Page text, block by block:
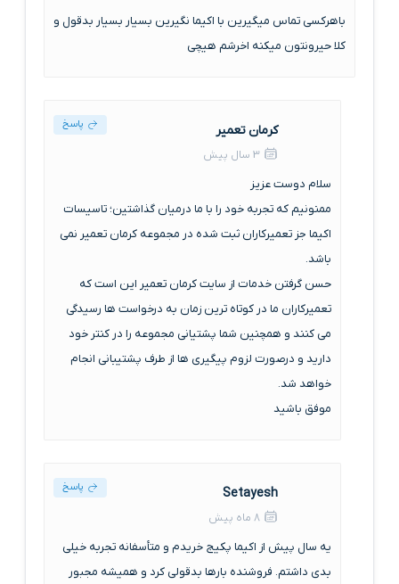
باهرکسی تماس میگیرین با اکیما نگیرین بسیار بسیار بدقول و
کلا حیرونتون میکنه اخرشم هیچی
کرمان تعمیر
سلام دوست عزیز
ممنونیم که تجربه خود را با ما درمیان گذاشتین؛ تاسیسات
اکیما جز تعمیرکاران ثبت شده در مجموعه کرمان تعمیر نمی
باشد.
حسن گرفتن خدمات از سایت کرمان تعمیر این است که
تعمیرکاران ما در کوتاه ترین زمان به درخواست ها رسیدگی
می کنند و همچنین شما پشتیانی مجموعه را در کنتر خود
دارید و درصورت لزوم پیگیری ها از طرف پشتیبانی انجام
خواهد شد.
موفق باشید
پاسخ
3 سال پیش
Setayesh
یه سال پیش از اکیما پکیج خریدم و متأسفانه تجربه خیلی
بدی داشتم. فروشنده بارها بدقولی کرد و همیشه مجبور
پاسخ
8 ماه پیش